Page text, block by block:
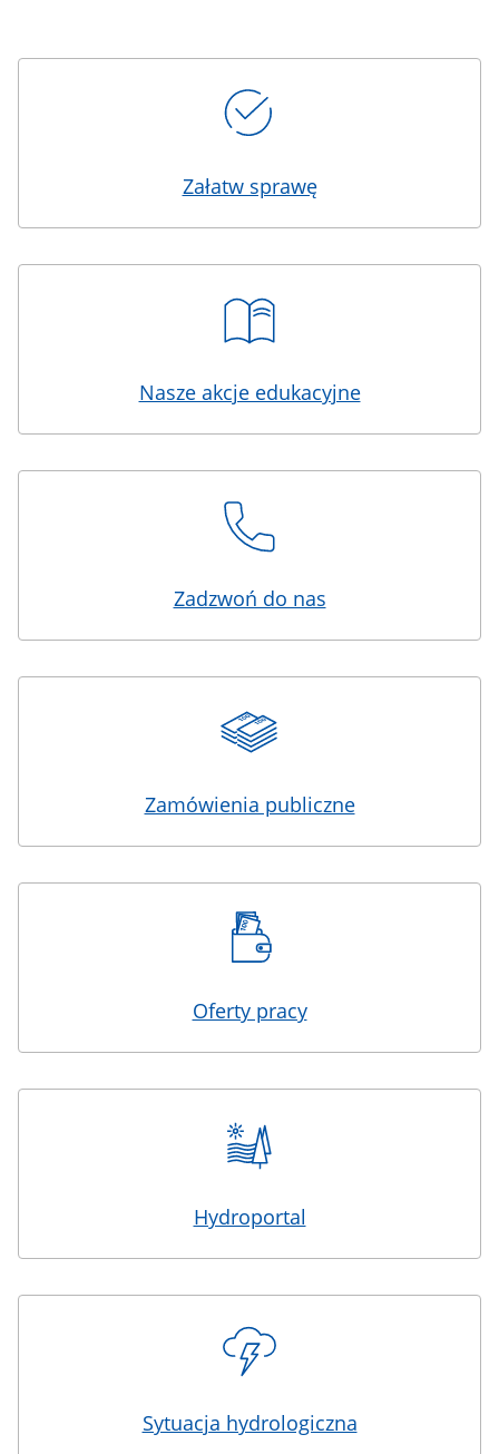
Kafelki
Załatw sprawę
Nasze akcje edukacyjne
Zadzwoń do nas
Zamówienia publiczne
Oferty pracy
Hydroportal
Sytuacja hydrologiczna